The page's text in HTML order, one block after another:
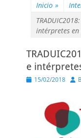
Inicio »
intérpretes en
e
Publicado
15/02/2018